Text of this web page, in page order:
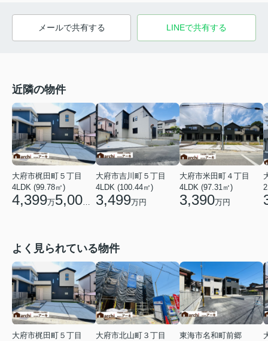
メールで共有する LINEで共有する
近隣の物件
大府市梶田町５丁目
4LDK (99.78㎡)
4,399万5,000 円
大府市吉川町５丁目
4LDK (100.44㎡)
3,499万円
大府市米田町４丁目
4LDK (97.31㎡)
3,390万円
よく見られている物件
大府市梶田町５丁目
大府市北山町３丁目
東海市名和町前郷